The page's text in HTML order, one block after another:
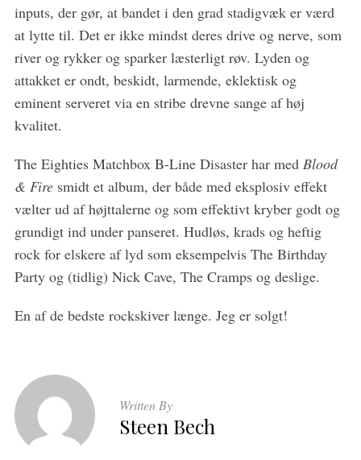
inputs, der gør, at bandet i den grad stadigvæk er værd
at lytte til. Det er ikke mindst deres drive og nerve, som
river og rykker og sparker læsterligt røv. Lyden og
attakket er ondt, beskidt, larmende, eklektisk og
eminent serveret via en stribe drevne sange af høj
kvalitet.
The Eighties Matchbox B-Line Disaster har med Blood
& Firesmidt et album, der både med eksplosiv effekt
vælter ud af højttalerne og som effektivt kryber godt og
grundigt ind under panseret. Hudløs, krads og heftig
rock for elskere af lyd som eksempelvis The Birthday
Party og (tidlig) Nick Cave, The Cramps og deslige.
En af de bedste rockskiver længe. Jeg er solgt!
Written By
Steen Bech